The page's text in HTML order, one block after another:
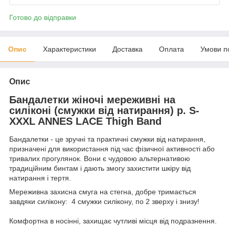
Готово до відправки
Опис Характеристики Доставка Оплата Умови
Опис
Бандалетки жіночі мереживні на
силіконі (смужки від натирання) р. S-
XXXL ANNES LACE Thigh Band
Бандалетки - це зручні та практичні смужки від натирання,
призначені для використання під час фізичної активності або
тривалих прогулянок. Вони є чудовою альтернативою
традиційним бинтам і дають змогу захистити шкіру від
натирання і тертя.
Мереживна захисна смуга на стегна, добре тримається
завдяки силікону: 4 смужки силікону, по 2 зверху і знизу!
Комфортна в носінні, захищає чутливі місця від подразнення.